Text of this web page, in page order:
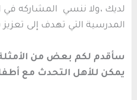
لديك ،ولا ننسي المشاركه
المدرسية التي تهدف إلى
سأقدم لكم بعض من
يمكن للأهل التحدث مع